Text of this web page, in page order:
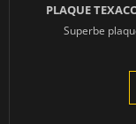
PLAQUE
Superbe